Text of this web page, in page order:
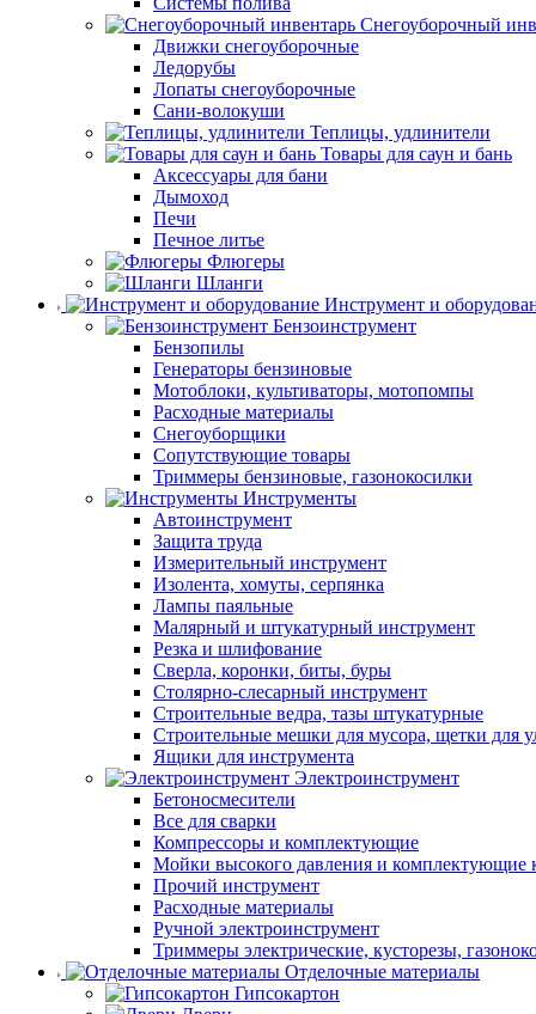
Снегоуборочный
Движки снегоуборочные
Ледорубы
Лопаты снегоуборочные
Сани-волокуши
Теплицы, удлинители
Товары для саун и бань
Аксессуары для бани
Дымоход
Печи
Печное литье
Флюгеры
Шланги
Инструмент и
Бензоинструмент
Бензопилы
Генераторы бензиновые
Мотоблоки, культиваторы, мотопомпы
Расходные материалы
Снегоуборщики
Сопутствующие товары
Триммеры бензиновые, газонокосилки
Инструменты
Автоинструмент
Защита труда
Измерительный инструмент
Изолента, хомуты, серпянка
Лампы паяльные
Малярный и штукатурный инструмент
Резка и шлифование
Сверла, коронки, биты, буры
Столярно-слесарный инструмент
Строительные ведра, тазы штукатурные
Строительные мешки для мусора, щетки для
Ящики для инструмента
Электроинструмент
Бетоносмесители
Все для сварки
Компрессоры и комплектующие
Мойки высокого давления и комплектующие
Прочий инструмент
Расходные материалы
Ручной электроинструмент
Триммеры электрические, кусторезы,
Отделочные материалы
Гипсокартон